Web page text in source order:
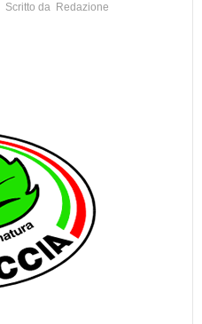
Scritto da Redazione